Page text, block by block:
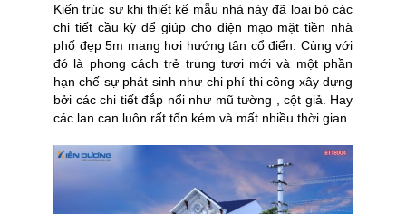
Kiến trúc sư khi thiết kế mẫu nhà này đã loại bỏ các
chi tiết cầu kỳ để giúp cho diện mạo mặt tiền nhà
phố đẹp 5m mang hơi hướng tân cổ điển. Cùng với
đó là phong cách trẻ trung tươi mới và một phần
hạn chế sự phát sinh như chi phí thi công xây dựng
bởi các chi tiết đắp nổi như mũ tường , cột giả. Hay
các lan can luôn rất tốn kém và mất nhiều thời gian.